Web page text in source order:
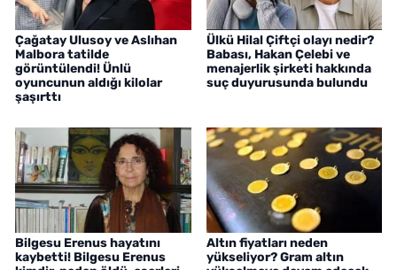
Çağatay Ulusoy ve Aslıhan
Malbora tatilde
görüntülendi! Ünlü
oyuncunun aldığı kilolar
şaşırttı
Ülkü Hilal Çiftçi olayı nedir?
Babası, Hakan Çelebi ve
menajerlik şirketi hakkında
suç duyurusunda bulundu
Bilgesu Erenus hayatını
kaybetti! Bilgesu Erenus
Altın fiyatları neden
yükseliyor? Gram altın